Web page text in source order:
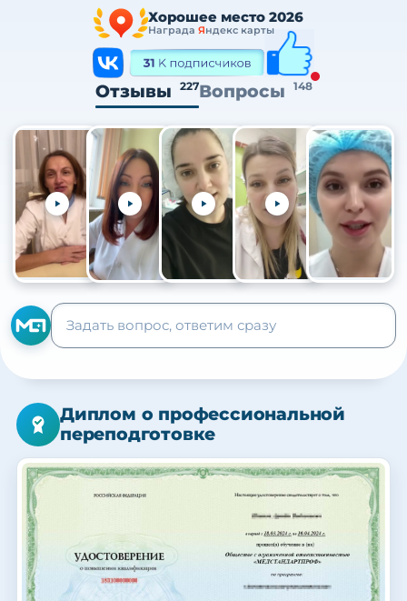
Хорошее место 2026
Награда Яндекс карты
Отзывы 227Вопросы 148
+105
Диплом о профессиональной
переподготовке